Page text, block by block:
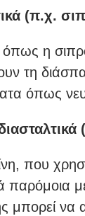
(π.χ.
όπως η
τη
όπως
που
παρόμοια
μπορεί να